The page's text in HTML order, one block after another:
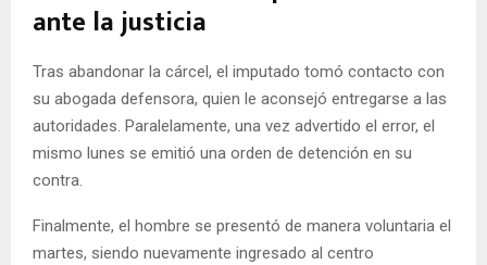
ante la justicia
Tras abandonar la cárcel, el imputado tomó contacto con
su abogada defensora, quien le aconsejó entregarse a las
autoridades. Paralelamente, una vez advertido el error, el
mismo lunes se emitió una orden de detención en su
contra.
Finalmente, el hombre se presentó de manera voluntaria el
martes, siendo nuevamente ingresado al centro